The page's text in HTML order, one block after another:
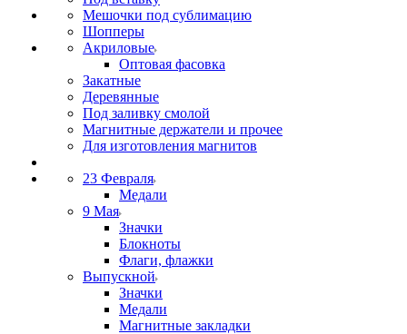
Мешочки под сублимацию
Шопперы
Акриловые
Оптовая фасовка
Закатные
Деревянные
Под заливку смолой
Магнитные держатели и прочее
Для изготовления магнитов
23 Февраля
Медали
9 Мая
Значки
Блокноты
Флаги, флажки
Выпускной
Значки
Медали
Магнитные закладки